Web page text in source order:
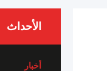
الأحداث
أخبار